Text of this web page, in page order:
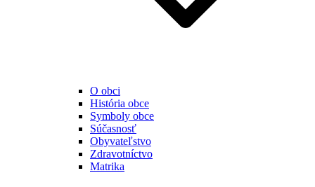
O obci
História obce
Symboly obce
Súčasnosť
Obyvateľstvo
Zdravotníctvo
Matrika